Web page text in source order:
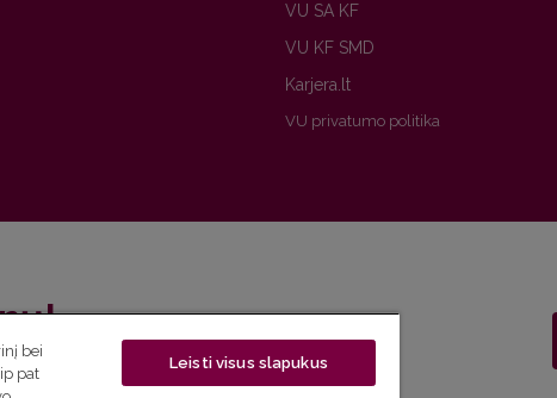
VU SA KF
VU KF SMD
Karjera.lt
VU privatumo politika
naujienlaiškį ir sužinok aktualijas pirmas!
bei
pat
Leisti visus slapukus